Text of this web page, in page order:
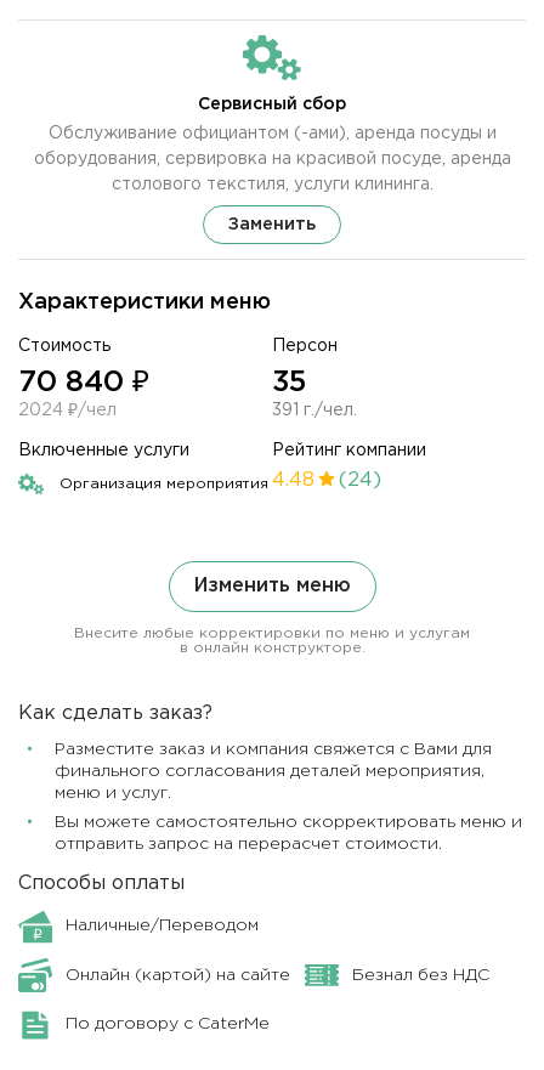
Характеристики меню
Стоимость
70 840 ₽
2024 ₽/чел
Персон
35
391 г./чел.
Включенные услуги
Организация мероприятия
Рейтинг компании
4.48 (24)
Изменить меню
Внесите любые корректировки по меню и услугам
в онлайн конструкторе.
Сервисный сбор
Обслуживание официантом (-ами), аренда посуды и
оборудования, сервировка на красивой посуде, аренда
столового текстиля, услуги клининга.
Заменить
Как сделать заказ?
Разместите заказ и компания свяжется с Вами для
финального согласования деталей мероприятия,
меню и услуг.
Вы можете самостоятельно скорректировать меню и
отправить запрос на перерасчет стоимости.
Способы оплаты
Наличные/Переводом
Онлайн (картой) на сайте Безнал без НДС
По договору с CaterMe